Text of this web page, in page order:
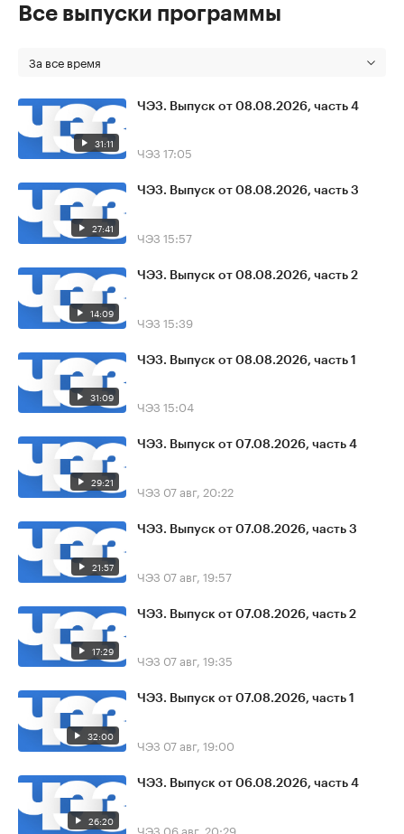
Все выпуски программы
За все время
31:11
ЧЭЗ. Выпуск от 08.08.2026, часть 4
ЧЭЗ 17:05
27:41
ЧЭЗ. Выпуск от 08.08.2026, часть 3
ЧЭЗ 15:57
14:09
ЧЭЗ. Выпуск от 08.08.2026, часть 2
ЧЭЗ 15:39
31:09
ЧЭЗ. Выпуск от 08.08.2026, часть 1
ЧЭЗ 15:04
29:21
ЧЭЗ. Выпуск от 07.08.2026, часть 4
ЧЭЗ 07 авг, 20:22
21:57
ЧЭЗ. Выпуск от 07.08.2026, часть 3
ЧЭЗ 07 авг, 19:57
17:29
ЧЭЗ. Выпуск от 07.08.2026, часть 2
ЧЭЗ 07 авг, 19:35
32:00
ЧЭЗ. Выпуск от 07.08.2026, часть 1
ЧЭЗ 07 авг, 19:00
26:20
ЧЭЗ. Выпуск от 06.08.2026, часть 4
ЧЭЗ 06 авг, 20:29